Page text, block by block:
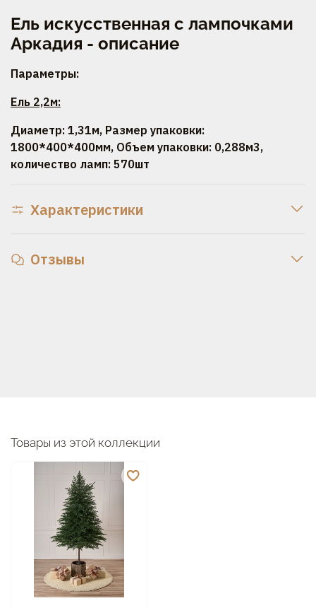
Ель искусственная с лампочками
Аркадия - описание
Параметры:
Ель 2,2м:
Диаметр: 1,31м, Размер упаковки:
1800*400*400мм, Объем упаковки: 0,288м3,
количество ламп: 570шт
Характеристики
Отзывы
Товары из этой коллекции